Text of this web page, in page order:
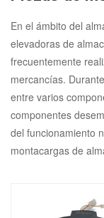
En el ámbito del
elevadoras de
frecuentemente
mercancías.
entre varios
componentes
del funcionamiento
montacargas de